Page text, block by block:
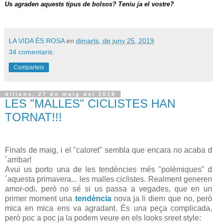
Us agraden aquests tipus de bolsos? Teniu ja el vostre?
LA VIDA ÉS ROSA en dimarts, de juny 25, 2019
34 comentaris:
Comparteix
dilluns, 27 de maig del 2019
LES "MALLES" CICLISTES HAN
TORNAT!!!
Finals de maig, i el "caloret" sembla que encara no acaba d
´arribar!
Avui us porto una de les tendències més "polèmiques" d
´aquesta primavera... les malles ciclistes. Realment generen
amor-odi, però no sé si us passa a vegades, que en un
primer moment una tendèncianova ja li diem que no, però
mica en mica ens va agradant. És una peça complicada,
però poc a poc ja la podem veure en els looks sreet style: